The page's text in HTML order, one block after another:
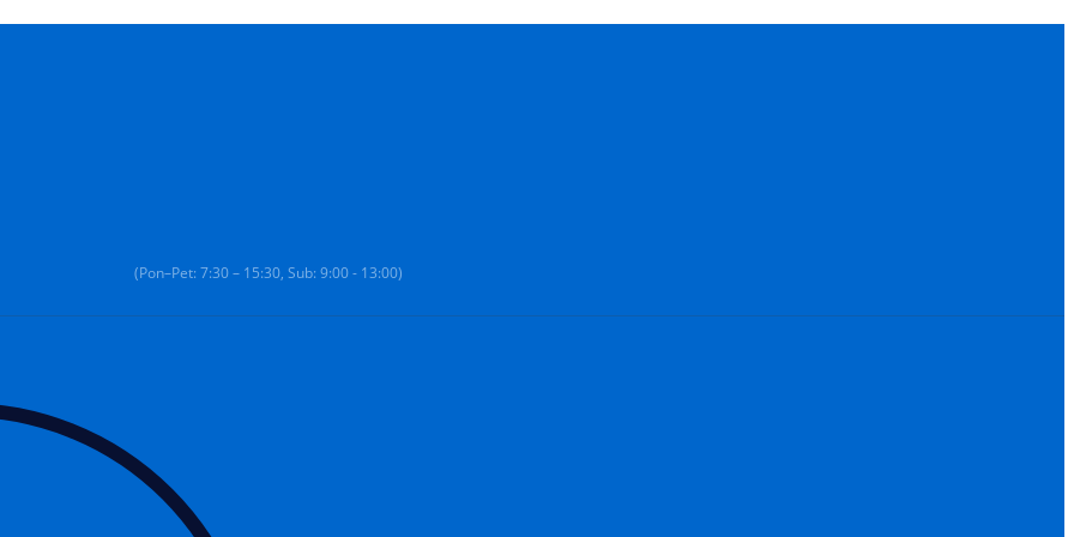
(Pon–Pet: 7:30 – 15:30, Sub: 9:00 - 13:00)